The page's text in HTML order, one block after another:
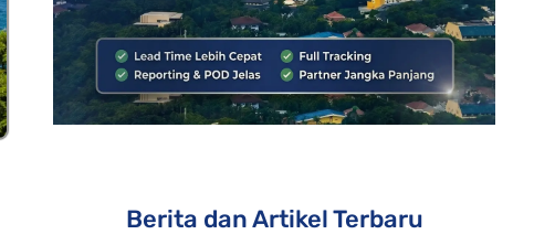
Berita dan Artikel Terbaru